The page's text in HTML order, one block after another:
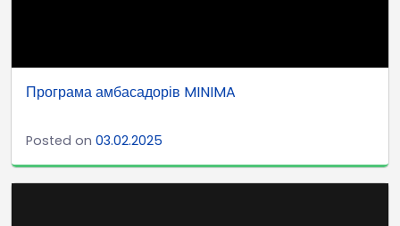
Програма амбасадорів MINIMA
Posted on 03.02.2025